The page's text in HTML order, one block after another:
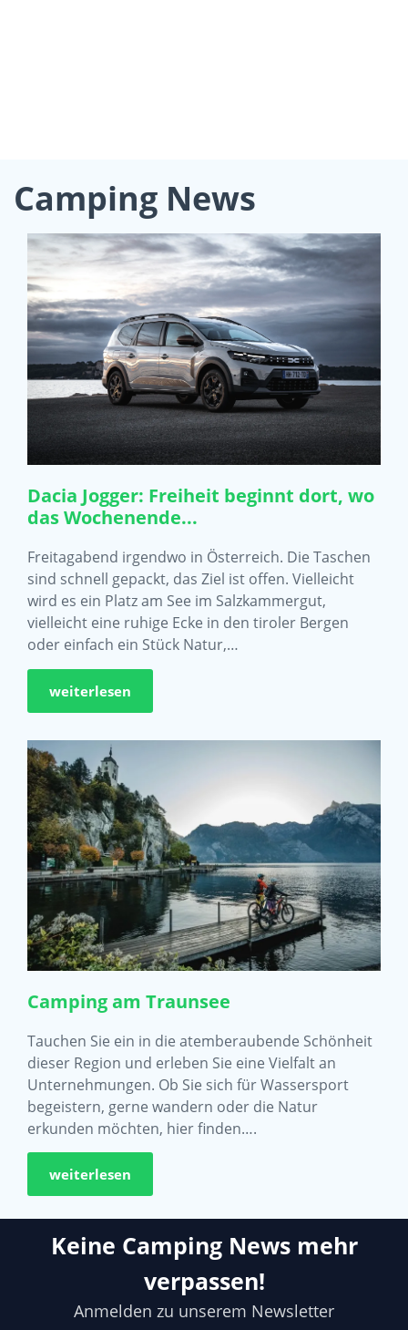
Camping News
Dacia Jogger: Freiheit beginnt dort, wo
das Wochenende...
Freitagabend irgendwo in Österreich. Die Taschen
sind schnell gepackt, das Ziel ist offen. Vielleicht
wird es ein Platz am See im Salzkammergut,
vielleicht eine ruhige Ecke in den tiroler Bergen
oder einfach ein Stück Natur,…
weiterlesen
Camping am Traunsee
Tauchen Sie ein in die atemberaubende Schönheit
dieser Region und erleben Sie eine Vielfalt an
Unternehmungen. Ob Sie sich für Wassersport
begeistern, gerne wandern oder die Natur
erkunden möchten, hier finden….
weiterlesen
Keine Camping News mehr
verpassen!
Anmelden zu unserem Newsletter